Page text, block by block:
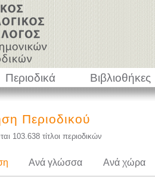
Περιοδικά Βιβλιοθήκες
Περιοδικού
103.638 τίτλοι περιοδικών
Ανά γλώσσα Ανά χώρα